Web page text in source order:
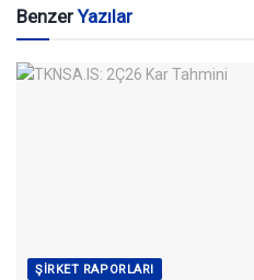
BenzerYazılar
ŞIRKET RAPORLARI